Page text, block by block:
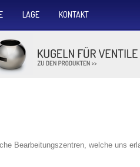
LAGE KONTAKT
Bearbeitungszentren, welche uns